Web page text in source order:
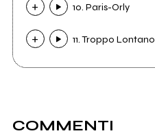
10. Paris-Orly
11. Troppo Lontano
COMMENTI